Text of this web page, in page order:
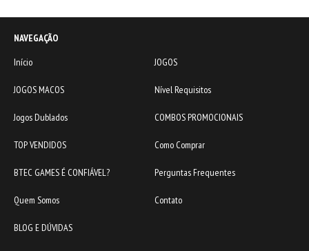
NAVEGAÇÃO
Início
JOGOS
JOGOS MACOS Nível Requisitos
Jogos Dublados COMBOS PROMOCIONAIS
TOP VENDIDOS Como Comprar
BTEC GAMES É CONFIÁVEL? Perguntas Frequentes
Quem Somos Contato
BLOG E DÚVIDAS